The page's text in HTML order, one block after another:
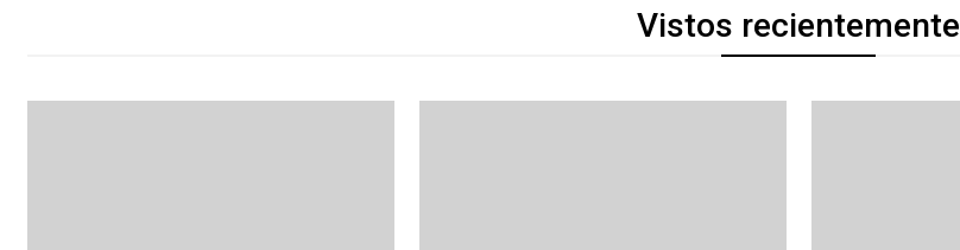
Vistos recientemente